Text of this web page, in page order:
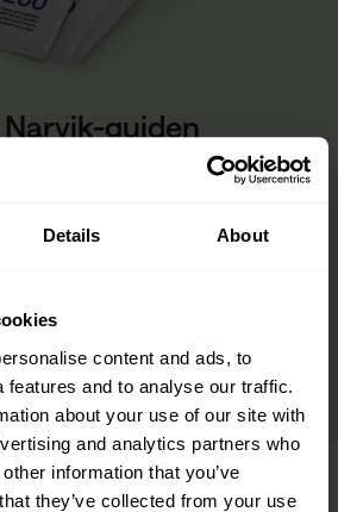
Details About
content and ads, to
features and to analyse our traffic.
about your use of our site with
and analytics partners who
information that you’ve
they’ve collected from your use
guiden
til det Narvikregionen har å by på fra
overnatting og bespisning, samt
innenfor alle årstider. Vi har inkludert
ferien.